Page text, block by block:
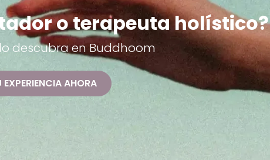
o terapeuta holístico?
descubra en Buddhoom
AHORA